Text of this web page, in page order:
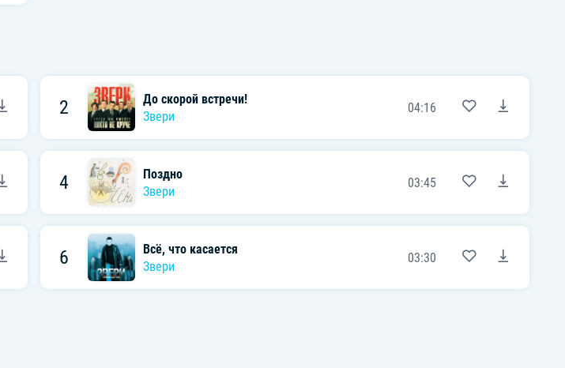
2
До скорой встречи!
Звери
04:16
4
Поздно
Звери
03:45
6
Всё, что касается
Звери
03:30